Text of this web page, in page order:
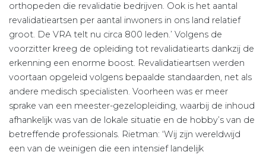
orthopeden die revalidatie bedrijven. Ook is het aantal
revalidatieartsen per aantal inwoners in ons land relatief
groot. De VRA telt nu circa 800 leden.’ Volgens de
voorzitter kreeg de opleiding tot revalidatiearts dankzij de
erkenning een enorme boost. Revalidatieartsen werden
voortaan opgeleid volgens bepaalde standaarden, net als
andere medisch specialisten. Voorheen was er meer
sprake van een meester-gezelopleiding, waarbij de inhoud
afhankelijk was van de lokale situatie en de hobby’s van de
betreffende professionals. Rietman: ‘Wij zijn wereldwijd
een van de weinigen die een intensief landelijk